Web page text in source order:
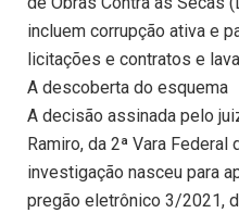
incluem corrupção ativa e
licitações e contratos e
A descoberta do esquema
A decisão assinada pelo
Ramiro, da 2ª Vara Federal
investigação nasceu para
pregão eletrônico 3/2021,